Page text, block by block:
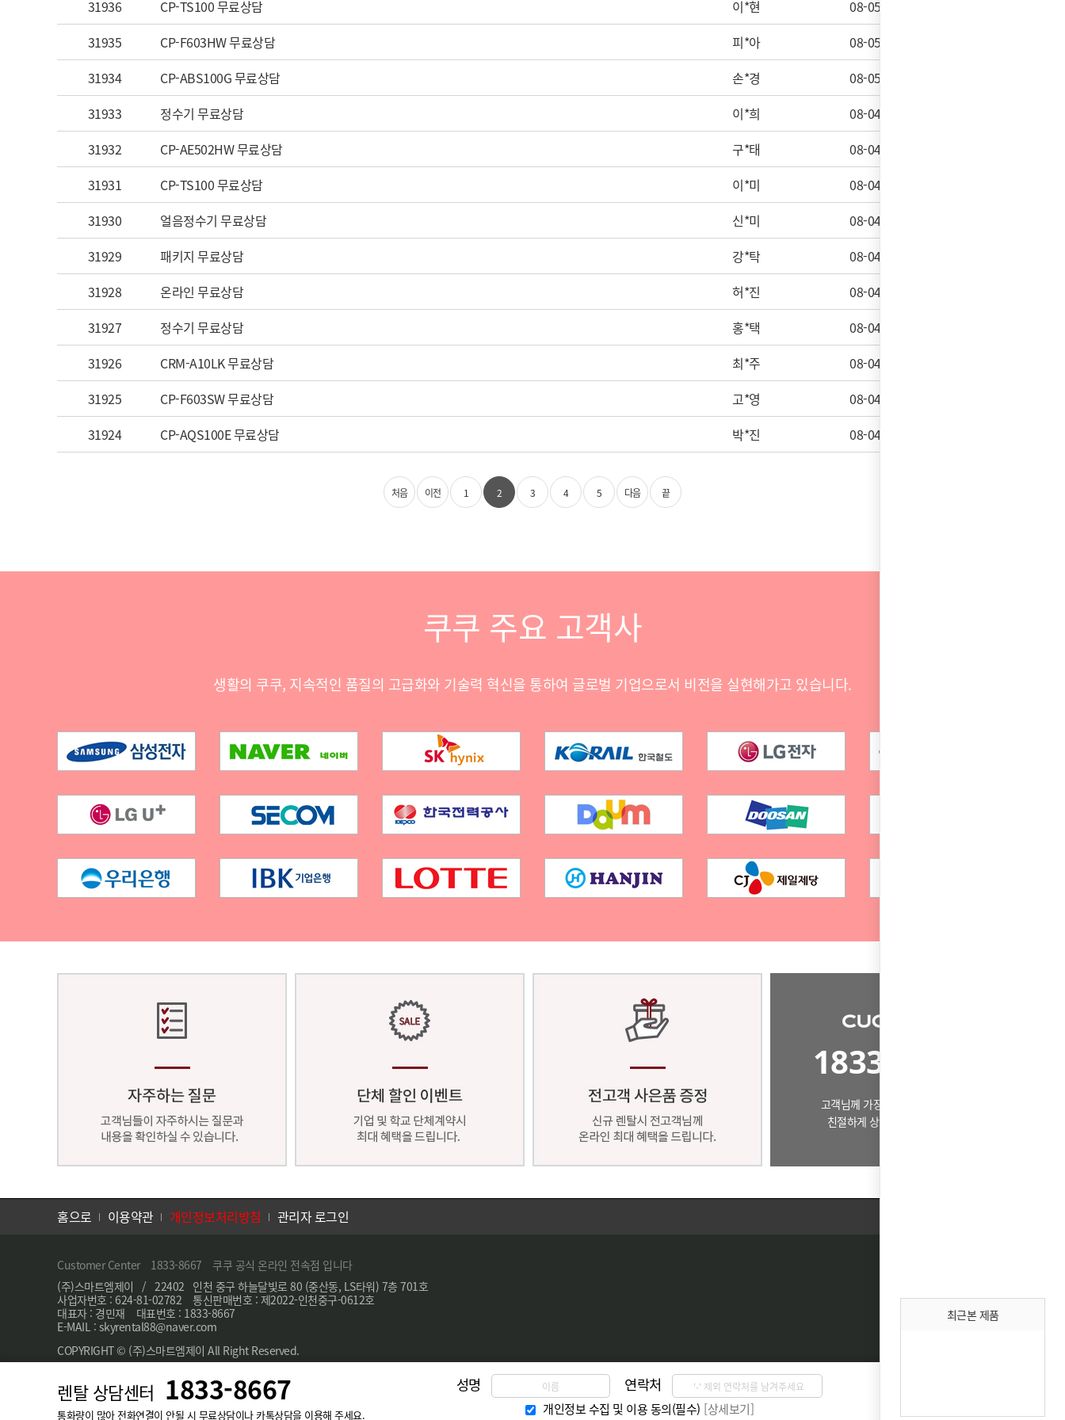
31936 CP-TS100 무료상담 이*현 08-05
31935
CP-F603HW 무료상담 피*아 08-05
31934
CP-ABS100G 무료상담 손*경 08-05
31933
정수기 무료상담 이*희 08-04
31932
CP-AE502HW 무료상담 구*태 08-04
31931
CP-TS100 무료상담 이*미 08-04
31930
얼음정수기 무료상담 신*미 08-04
31929
패키지 무료상담 강*탁 08-04
31928
온라인 무료상담 허*진 08-04
31927
정수기 무료상담 홍*택 08-04
31926
CRM-A10LK 무료상담 최*주 08-04
31925
CP-F603SW 무료상담 고*영 08-04
31924
CP-AQS100E 무료상담 박*진 08-04
처음 이전 1 2 3 4 5 다음 끝
쿠쿠 주요 고객사
생활의 쿠쿠, 지속적인 품질의 고급화와 기술력 혁신을 통하여 글로벌 기업으로서 비전을 실현해가고 있습니다.
1833-8667
고객님께 가장 알맞은 제품으로
친절하게 상담드리겠습니다.
홈으로 이용약관 개인정보처리방침 관리자 로그인
Customer Center 1833-8667 쿠쿠 공식 온라인 전속점 입니다
(주)스마트엠제이 / 22402 인천 중구 하늘달빛로 80 (중산동, LS타워) 7층 701호
사업자번호 : 624-81-02782 통신판매번호 : 제2022-인천중구-0612호
대표자 : 경민재 대표번호 : 1833-8667
E-MAIL : skyrental88@naver.com
COPYRIGHT © (주)스마트엠제이 All Right Reserved.
렌탈 상담센터 1833-8667
통화량이 많아 전화연결이 안될 시 무료상담이나 카톡상담을 이용해 주세요.
성명 연락처
개인정보 수집 및 이용 동의(필수) [상세보기]
최근본 제품